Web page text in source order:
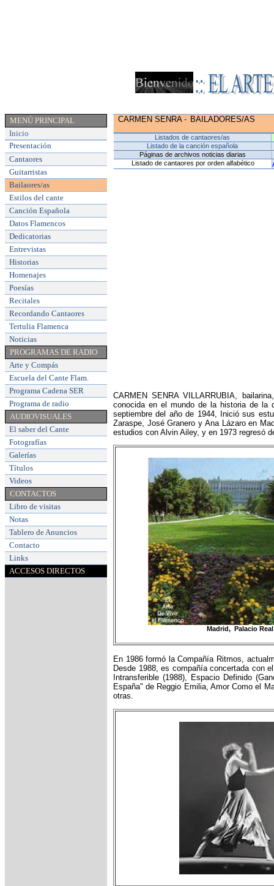
MENÚ PRINCIPAL
Inicio
Presentación
Cantaores
Guitarristas
Bailaores/as
Estilos del cante
Canción Española
Datos Flamencos
Dedicatorias
Entrevistas
Historias
Homenajes
Poesías
Recitales
Recordando Cantaores
Tertulia Flamenca
Noticias
PROGRAMAS DE RADIO
Arte y Compás
Escuela del Cante Flam.
Programa Cadena SER
Programa de radio
AUDIOVISUALES
El saber del Cante
Fotografías
Galerías
Títulos
Videos
CONTACTOS
Libro de visitas
Notas
Tablero de Anuncios
Contacto
Links
ACCESOS DIRECTOS
CARMEN SENRA- BAILADORES/AS
Listados de cantaores/as
Listado de la canción española
Páginas de archivos noticias diarias
Listado de cantaores por orden alfabético
CARMEN SENRA VILLARRUBIA,
conocida en el mundo de la historia de la
septiembre del año de 1944, Inició sus
Zaraspe, José Granero y Ana Lázaro en
estudios con Alvin Ailey, y en 1973 regresó
Madrid, Palacio Real
En 1986 formó la Compañía Ritmos,
Desde 1988, es compañía concertada con
Intransferible (1988), Espacio Definido
España" de Reggio Emilia, Amor Como el
otras.